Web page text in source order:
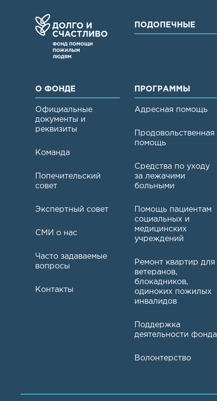
ПОДОПЕЧНЫЕ
О ФОНДЕ
Официальные
документы и
реквизиты
Команда
Попечительский
совет
Экспертный совет
СМИ о нас
Часто задаваемые
вопросы
Контакты
ПРОГРАММЫ
Адресная помощь
Продовольственная
помощь
Средства по уходу
за лежачими
больными
Помощь пациентам
социальных и
медицинских
учреждений
Ремонт квартир для
ветеранов,
блокадников,
одиноких пожилых
инвалидов
Поддержка
деятельности фонда
Волонтерство